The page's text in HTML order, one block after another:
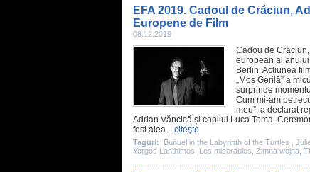
EFA 2019. Cadoul de Crăciun,
Europene de Film
08.12.2019
Cadou de
european al
Berlin. Acțiunea
„Moș Gerilă” a
surprinde
Cum mi-am
meu”, a declarat
Adrian Văncică și copilul Luca Toma.
fost alea... citeşte
Taguri: Buñuel in the Labyrinth of the Turtles
Yorgos Lanthimos
Les miserables Zimna wojna